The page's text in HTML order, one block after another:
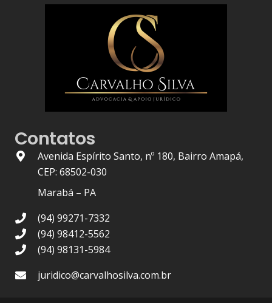
Contatos
Avenida Espírito Santo, nº 180, Bairro Amapá,
CEP: 68502-030
Marabá – PA
(94) 99271-7332
(94) 98412-5562
(94) 98131-5984
juridico@carvalhosilva.com.br